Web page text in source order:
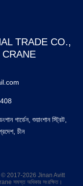
TRADE CO.,
গার্ডেন, শুয়াংশান স্ট্রিট,
চীন
© 2017-2026 Jinan Avitt
সমস্ত অধিকার সংরক্ষিত।